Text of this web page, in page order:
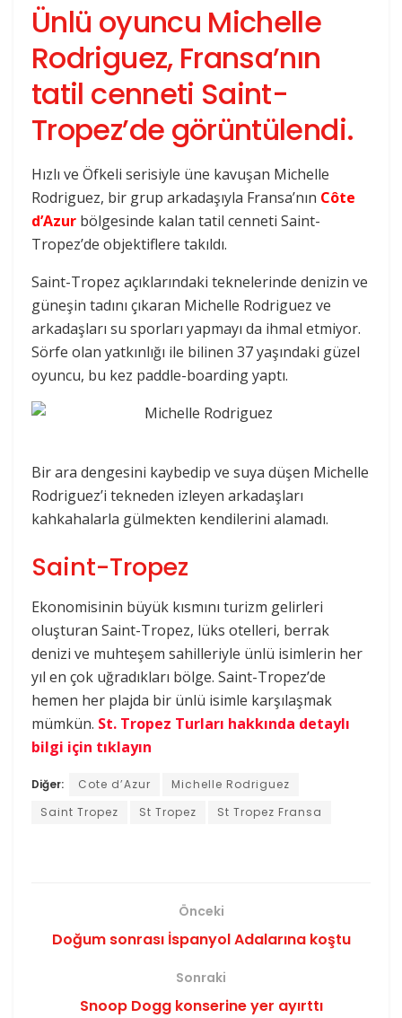
Ünlü oyuncu Michelle
Rodriguez, Fransa’nın
tatil cenneti Saint-
Tropez’de görüntülendi.
Hızlı ve Öfkeli serisiyle üne kavuşan Michelle
Rodriguez, bir grup arkadaşıyla Fransa’nın Côte
d’Azur bölgesinde kalan tatil cenneti Saint-
Tropez’de objektiflere takıldı.
Saint-Tropez açıklarındaki teknelerinde denizin ve
güneşin tadını çıkaran Michelle Rodriguez ve
arkadaşları su sporları yapmayı da ihmal etmiyor.
Sörfe olan yatkınlığı ile bilinen 37 yaşındaki güzel
oyuncu, bu kez paddle-boarding yaptı.
Bir ara dengesini kaybedip ve suya düşen Michelle
Rodriguez’i tekneden izleyen arkadaşları
kahkahalarla gülmekten kendilerini alamadı.
Saint-Tropez
Ekonomisinin büyük kısmını turizm gelirleri
oluşturan Saint-Tropez, lüks otelleri, berrak
denizi ve muhteşem sahilleriyle ünlü isimlerin her
yıl en çok uğradıkları bölge. Saint-Tropez’de
hemen her plajda bir ünlü isimle karşılaşmak
mümkün. St. Tropez Turları hakkında detaylı
bilgi için tıklayın
Diğer: Cote d’Azur
Michelle Rodriguez
Saint Tropez
St Tropez St Tropez Fransa
Önceki
Doğum sonrası İspanyol Adalarına koştu
Sonraki
Snoop Dogg konserine yer ayırttı